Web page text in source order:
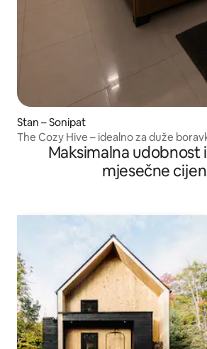
Stan – Sonipat
The Cozy Hive – idealno za duže
Maksimalna udobnost
mjesečne